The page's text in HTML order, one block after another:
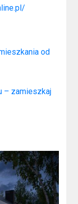
od
– zamieszkaj